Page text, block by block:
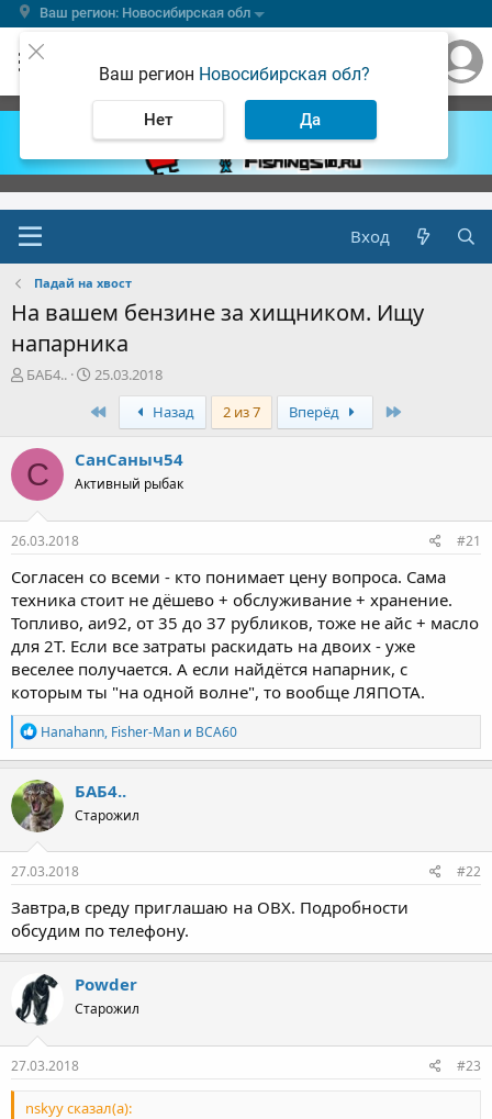
Ваш регион: Новосибирская обл
Ваш регион Новосибирская обл?
Нет Да
Вход
Падай на хвост
На вашем бензине за хищником. Ищу
напарника
А
р
т
ы
БАБ4..
Д
т
н
ч
25.03.2018
ПервыйНазад 2 из 7 Вперёд
С СанСаныч54
Активный рыбак
26.03.2018 #21
Согласен со всеми - кто понимает цену вопроса. Сама
техника стоит не дёшево + обслуживание + хранение.
Топливо, аи92, от 35 до 37 рубликов, тоже не айс + масло
для 2Т. Если все затраты раскидать на двоих - уже
веселее получается. А если найдётся напарник, с
которым ты "на одной волне", то вообще ЛЯПОТА.
Р
е
а
к
ц
и
и
:
Hanahann, Fisher-Man и ВСА60
БАБ4..
Старожил
27.03.2018 #22
Завтра,в среду приглашаю на ОВХ. Подробности
обсудим по телефону.
Powder
Старожил
27.03.2018 #23
nskyy сказал(а):